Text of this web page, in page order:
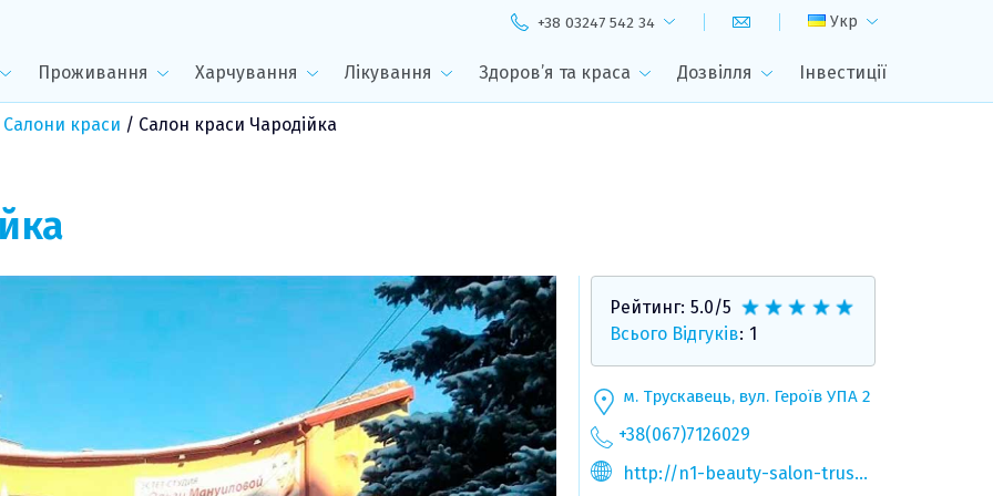
+38 03247 542 34 Укр
Проживання Харчування Лікування Здоров’я та краса Дозвілля Інвестиції
краси / Салон краси Чародійка
Рейтинг: 5.0/5
Всього Відгуків: 1
м. Трускавець, вул. Героїв УПА 2
+38(067)7126029
http://n1-beauty-salon-truskavetc.business.site